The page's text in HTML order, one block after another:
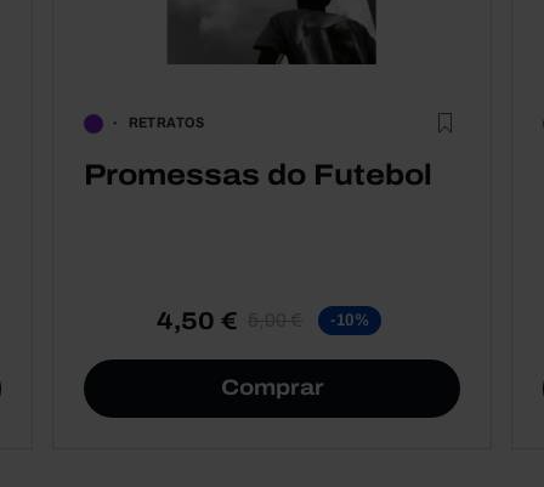
RETRATOS
Promessas do Futebol
4,50 € 5,00 € -10%
Comprar